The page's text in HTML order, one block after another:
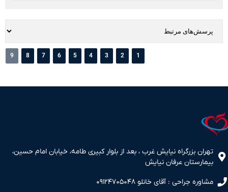
1
2
3
4
5
6
7
8
9
تهران بزرگراه نیایش غرب ، بعد از بلوار کبیری طامه، خیابان امام حسین،
بیمارستان عرفان نیایش
مشاوره جراحی : آقای خانلو ۰۹۱۲۴۷۰۵۰۴۸